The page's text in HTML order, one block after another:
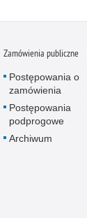
Zamówienia publiczne
Postępowania o
zamówienia
Postępowania
podprogowe
Archiwum